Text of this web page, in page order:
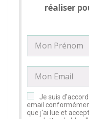
réaliser
Je suis
email
que j'ai lue et